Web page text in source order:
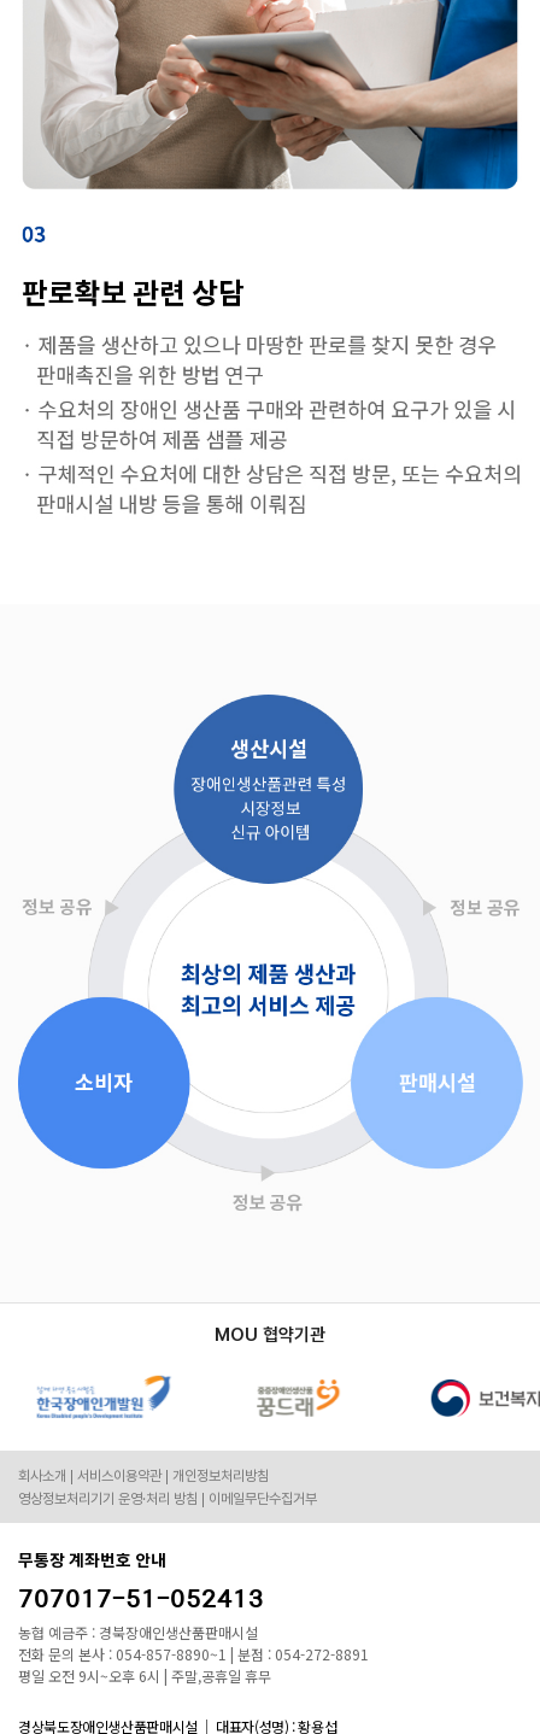
MOU 협약기관
회사소개 서비스이용약관
개인정보처리방침
영상정보처리기기 운영·처리 방침
이메일무단수집거부
무통장 계좌번호 안내
707017-51-052413
농협 예금주 : 경북장애인생산품판매시설
전화 문의 본사 : 054-857-8890~1 | 분점 : 054-272-8891
평일 오전 9시~오후 6시 | 주말,공휴일 휴무
경상북도장애인생산품판매시설 대표자(성명) : 황용섭